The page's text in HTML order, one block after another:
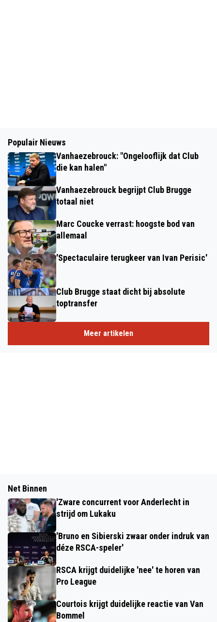
Populair Nieuws
Vanhaezebrouck: "Ongelooflijk dat Club
die kan halen"
Vanhaezebrouck begrijpt Club Brugge
totaal niet
Marc Coucke verrast: hoogste bod van
allemaal
'Spectaculaire terugkeer van Ivan Perisic'
Club Brugge staat dicht bij absolute
toptransfer
Meer artikelen
Net Binnen
'Zware concurrent voor Anderlecht in
strijd om Lukaku
'Bruno en Sibierski zwaar onder indruk van
déze RSCA-speler'
RSCA krijgt duidelijke 'nee' te horen van
Pro League
Courtois krijgt duidelijke reactie van Van
Bommel